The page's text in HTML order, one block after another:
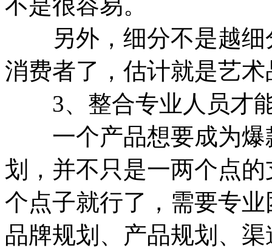
另外，细分不是越细
消费者了，估计就是艺
3、整合专业人员才
一个产品想要成为爆
划，并不只是一两个点
个点子就行了，需要专
品牌规划、产品规划、